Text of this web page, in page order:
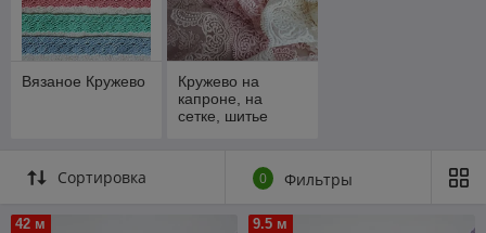
Вязаное Кружево
Кружево на
капроне, на
сетке, шитье
Сортировка 0 Фильтры
42 м 9.5 м